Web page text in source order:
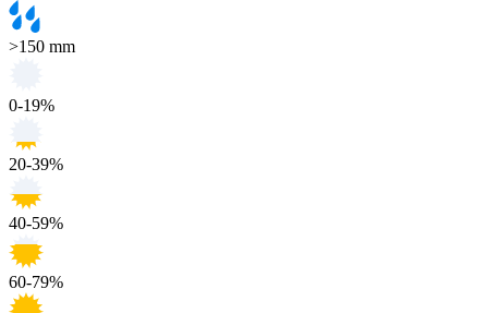
>150 mm
0-19%
20-39%
40-59%
60-79%